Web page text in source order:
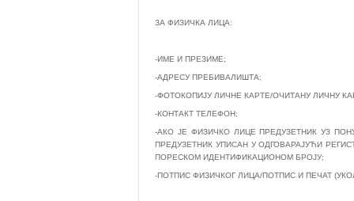
ЗА ФИЗИЧКА ЛИЦА:
-ИМЕ И ПРЕЗИМЕ;
-АДРЕСУ ПРЕБИВАЛИШТА;
-ФОТОКОПИЈУ ЛИЧНЕ КАРТЕ/ОЧИТАНУ ЛИЧНУ
-КОНТАКТ ТЕЛЕФОН;
-АКО ЈЕ ФИЗИЧКО ЛИЦЕ ПРЕДУЗЕТНИК УЗ
ПРЕДУЗЕТНИК УПИСАН У ОДГОВАРАЈУЋИ
ПОРЕСКОМ ИДЕНТИФИКАЦИОНОМ БРОЈУ;
-ПОТПИС ФИЗИЧКОГ ЛИЦА/ПОТПИС И ПЕЧАТ